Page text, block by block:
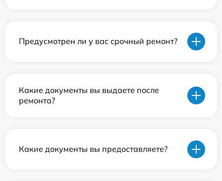
Предусмотрен ли у вас срочный ремонт?
Какие документы вы выдаете после
ремонта?
Какие документы вы предоставляете?